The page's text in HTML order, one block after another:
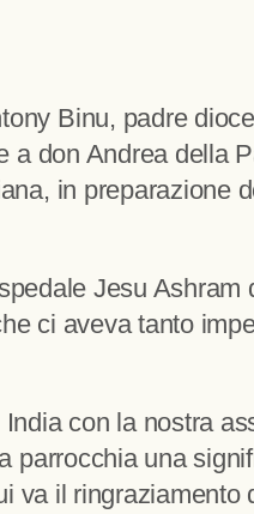
Binu, padre
don Andrea della
in preparazione
Jesu
ci aveva tanto
con la nostra
una
va il